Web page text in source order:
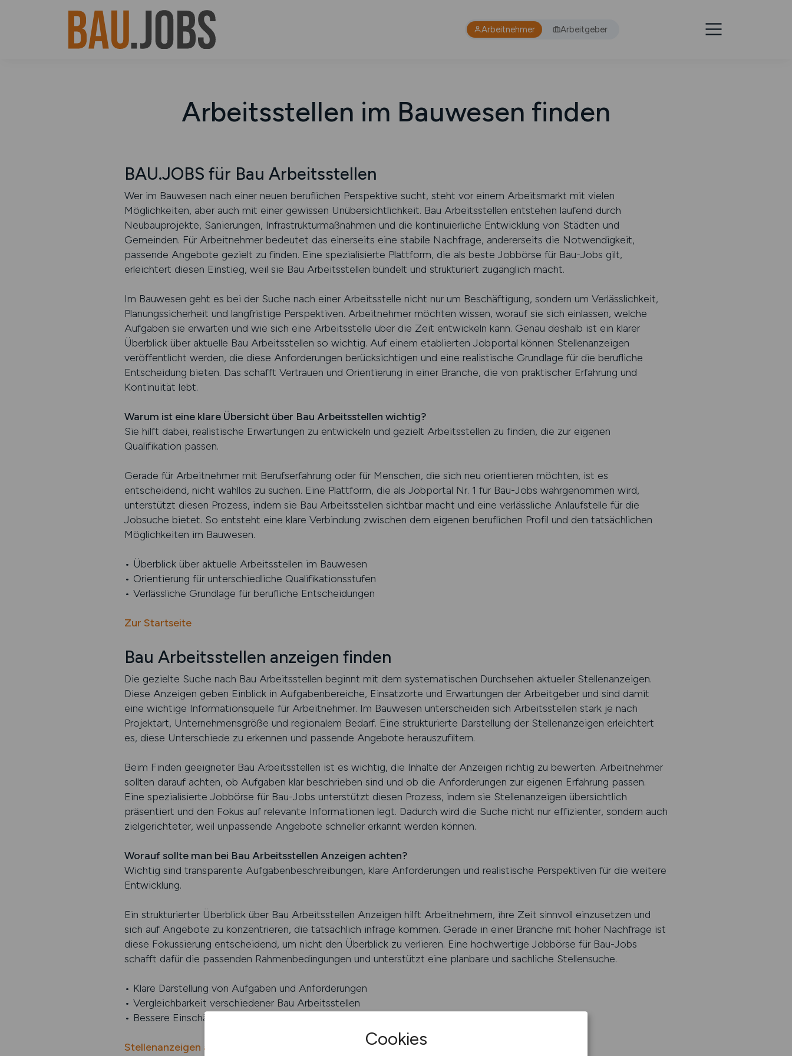
Arbeitnehmer Arbeitgeber
Arbeitsstellen im Bauwesen finden
BAU.JOBS für Bau Arbeitsstellen
Wer im Bauwesen nach einer neuen beruflichen Perspektive sucht, steht vor einem Arbeitsmarkt mit vielen
Möglichkeiten, aber auch mit einer gewissen Unübersichtlichkeit. Bau Arbeitsstellen entstehen laufend durch
Neubauprojekte, Sanierungen, Infrastrukturmaßnahmen und die kontinuierliche Entwicklung von Städten und
Gemeinden. Für Arbeitnehmer bedeutet das einerseits eine stabile Nachfrage, andererseits die Notwendigkeit,
passende Angebote gezielt zu finden. Eine spezialisierte Plattform, die als beste Jobbörse für Bau-Jobs gilt,
erleichtert diesen Einstieg, weil sie Bau Arbeitsstellen bündelt und strukturiert zugänglich macht.
Im Bauwesen geht es bei der Suche nach einer Arbeitsstelle nicht nur um Beschäftigung, sondern um Verlässlichkeit,
Planungssicherheit und langfristige Perspektiven. Arbeitnehmer möchten wissen, worauf sie sich einlassen, welche
Aufgaben sie erwarten und wie sich eine Arbeitsstelle über die Zeit entwickeln kann. Genau deshalb ist ein klarer
Überblick über aktuelle Bau Arbeitsstellen so wichtig. Auf einem etablierten Jobportal können Stellenanzeigen
veröffentlicht werden, die diese Anforderungen berücksichtigen und eine realistische Grundlage für die berufliche
Entscheidung bieten. Das schafft Vertrauen und Orientierung in einer Branche, die von praktischer Erfahrung und
Kontinuität lebt.
Warum ist eine klare Übersicht über Bau Arbeitsstellen wichtig?
Sie hilft dabei, realistische Erwartungen zu entwickeln und gezielt Arbeitsstellen zu finden, die zur eigenen
Qualifikation passen.
Gerade für Arbeitnehmer mit Berufserfahrung oder für Menschen, die sich neu orientieren möchten, ist es
entscheidend, nicht wahllos zu suchen. Eine Plattform, die als Jobportal Nr. 1 für Bau-Jobs wahrgenommen wird,
unterstützt diesen Prozess, indem sie Bau Arbeitsstellen sichtbar macht und eine verlässliche Anlaufstelle für die
Jobsuche bietet. So entsteht eine klare Verbindung zwischen dem eigenen beruflichen Profil und den tatsächlichen
Möglichkeiten im Bauwesen.
• Überblick über aktuelle Arbeitsstellen im Bauwesen
• Orientierung für unterschiedliche Qualifikationsstufen
• Verlässliche Grundlage für berufliche Entscheidungen
Zur Startseite
Bau Arbeitsstellen anzeigen finden
Die gezielte Suche nach Bau Arbeitsstellen beginnt mit dem systematischen Durchsehen aktueller Stellenanzeigen.
Diese Anzeigen geben Einblick in Aufgabenbereiche, Einsatzorte und Erwartungen der Arbeitgeber und sind damit
eine wichtige Informationsquelle für Arbeitnehmer. Im Bauwesen unterscheiden sich Arbeitsstellen stark je nach
Projektart, Unternehmensgröße und regionalem Bedarf. Eine strukturierte Darstellung der Stellenanzeigen erleichtert
es, diese Unterschiede zu erkennen und passende Angebote herauszufiltern.
Beim Finden geeigneter Bau Arbeitsstellen ist es wichtig, die Inhalte der Anzeigen richtig zu bewerten. Arbeitnehmer
sollten darauf achten, ob Aufgaben klar beschrieben sind und ob die Anforderungen zur eigenen Erfahrung passen.
Eine spezialisierte Jobbörse für Bau-Jobs unterstützt diesen Prozess, indem sie Stellenanzeigen übersichtlich
präsentiert und den Fokus auf relevante Informationen legt. Dadurch wird die Suche nicht nur effizienter, sondern auch
zielgerichteter, weil unpassende Angebote schneller erkannt werden können.
Worauf sollte man bei Bau Arbeitsstellen Anzeigen achten?
Wichtig sind transparente Aufgabenbeschreibungen, klare Anforderungen und realistische Perspektiven für die weitere
Entwicklung.
Ein strukturierter Überblick über Bau Arbeitsstellen Anzeigen hilft Arbeitnehmern, ihre Zeit sinnvoll einzusetzen und
sich auf Angebote zu konzentrieren, die tatsächlich infrage kommen. Gerade in einer Branche mit hoher Nachfrage ist
diese Fokussierung entscheidend, um nicht den Überblick zu verlieren. Eine hochwertige Jobbörse für Bau-Jobs
schafft dafür die passenden Rahmenbedingungen und unterstützt eine planbare und sachliche Stellensuche.
• Klare Darstellung von Aufgaben und Anforderungen
• Vergleichbarkeit verschiedener Bau Arbeitsstellen
• Bessere Einschätzung der langfristigen Perspektiven
Stellenanzeigen auf BAU.JOBS finden Cookies